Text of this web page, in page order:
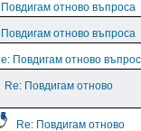
Повдигам отново въпроса
Повдигам отново въпроса
Повдигам отново
Re: Повдигам отново
Re: Повдигам отново